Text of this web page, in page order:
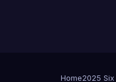
Home2025